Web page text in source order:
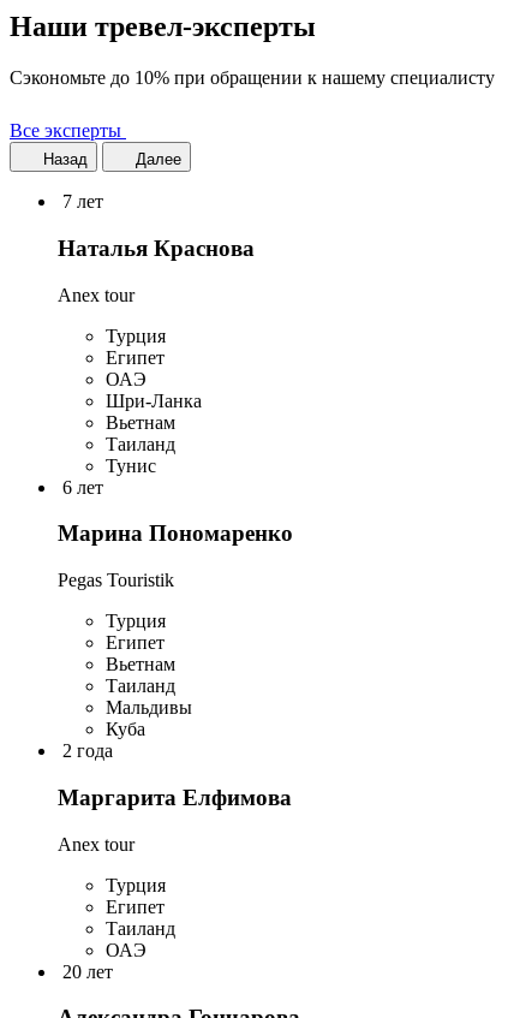
Наши тревел-эксперты
Сэкономьте до 10% при обращении к нашему специалисту
Все эксперты
Назад Далее
7 лет
Наталья Краснова
Anex tour
Турция
Египет
ОАЭ
Шри-Ланка
Вьетнам
Таиланд
Тунис
6 лет
Марина Пономаренко
Pegas Touristik
Турция
Египет
Вьетнам
Таиланд
Мальдивы
Куба
2 года
Маргарита Елфимова
Anex tour
Турция
Египет
Таиланд
ОАЭ
20 лет